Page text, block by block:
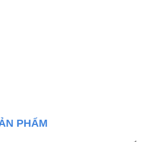
PHẨM